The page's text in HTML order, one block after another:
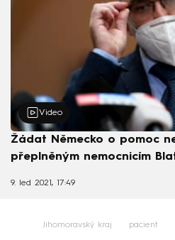
Video
Žádat Německo o pomoc
přeplněným nemocnicím
9. led 2021, 17:49
Jihomoravský kraj pacient